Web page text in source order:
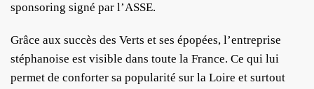
sponsoring signé par l’ASSE.
Grâce aux succès des Verts et ses épopées, l’entreprise
stéphanoise est visible dans toute la France. Ce qui lui
permet de conforter sa popularité sur la Loire et surtout